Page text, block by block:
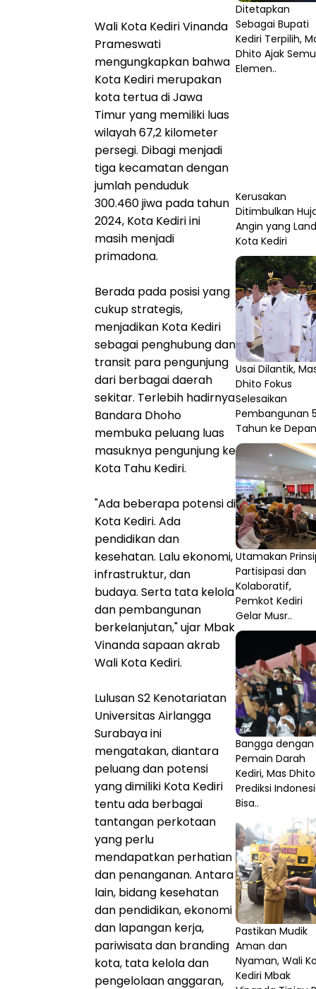
Wali Kota Kediri Vinanda
Prameswati
mengungkapkan bahwa
Kota Kediri merupakan
kota tertua di Jawa
Timur yang memiliki luas
wilayah 67,2 kilometer
persegi. Dibagi menjadi
tiga kecamatan dengan
jumlah penduduk
300.460 jiwa pada tahun
2024, Kota Kediri ini
masih menjadi
primadona.
Berada pada posisi yang
cukup strategis,
menjadikan Kota Kediri
sebagai penghubung dan
transit para pengunjung
dari berbagai daerah
sekitar. Terlebih hadirnya
Bandara Dhoho
membuka peluang luas
masuknya pengunjung ke
Kota Tahu Kediri.
"Ada beberapa potensi di
Kota Kediri. Ada
pendidikan dan
kesehatan. Lalu ekonomi,
infrastruktur, dan
budaya. Serta tata kelola
dan pembangunan
berkelanjutan," ujar Mbak
Vinanda sapaan akrab
Wali Kota Kediri.
Lulusan S2 Kenotariatan
Universitas Airlangga
Surabaya ini
mengatakan, diantara
peluang dan potensi
yang dimiliki Kota Kediri
tentu ada berbagai
tantangan perkotaan
yang perlu
mendapatkan perhatian
dan penanganan. Antara
lain, bidang kesehatan
dan pendidikan, ekonomi
dan lapangan kerja,
pariwisata dan branding
kota, tata kelola dan
pengelolaan anggaran,
Ditetapkan
Sebagai Bupati
Kediri Terpilih,
Dhito Ajak
Elemen..
Kerusakan
Ditimbulkan
Angin yang
Kota Kediri
Usai Dilantik,
Dhito Fokus
Selesaikan
Pembangunan
Tahun ke Depan
Utamakan
Partisipasi dan
Kolaboratif,
Pemkot Kediri
Gelar Musr..
Bangga dengan
Pemain Darah
Kediri, Mas Dhito
Prediksi
Bisa..
Pastikan Mudik
Aman dan
Nyaman, Wali
Kediri Mbak